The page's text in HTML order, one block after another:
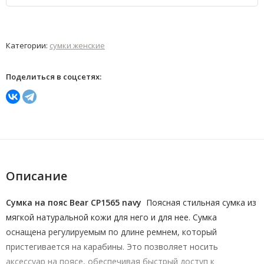
Категории: сумки женские
Поделиться в соцсетях:
Описание
Сумка на пояс Bear CP1565 navy Поясная стильная сумка из
мягкой натуральной кожи для него и для нее. Сумка
оснащена регулируемым по длине ремнем, который
пристегивается на карабины. Это позволяет носить
аксессуар на поясе, обеспечивая быстрый доступ к